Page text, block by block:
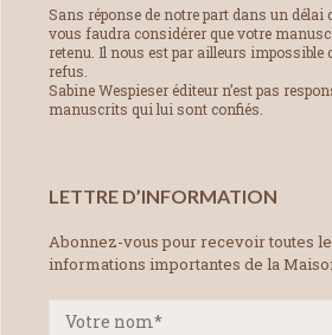
Sans réponse de notre part dans un délai
vous faudra considérer que votre
retenu. Il nous est par ailleurs impossible
refus.
Sabine Wespieser éditeur n’est pas
manuscrits qui lui sont confiés.
LETTRE D’INFORMATION
Abonnez-vous pour recevoir toutes
informations importantes de la